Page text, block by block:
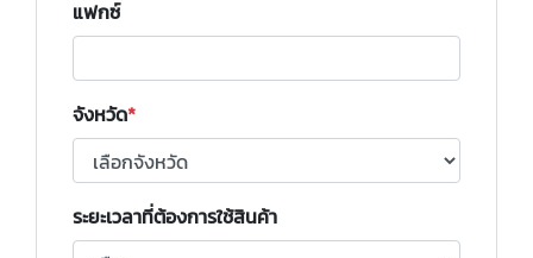
แฟกซ์
จังหวัด
ระยะเวลาที่ต้องการใช้สินค้า